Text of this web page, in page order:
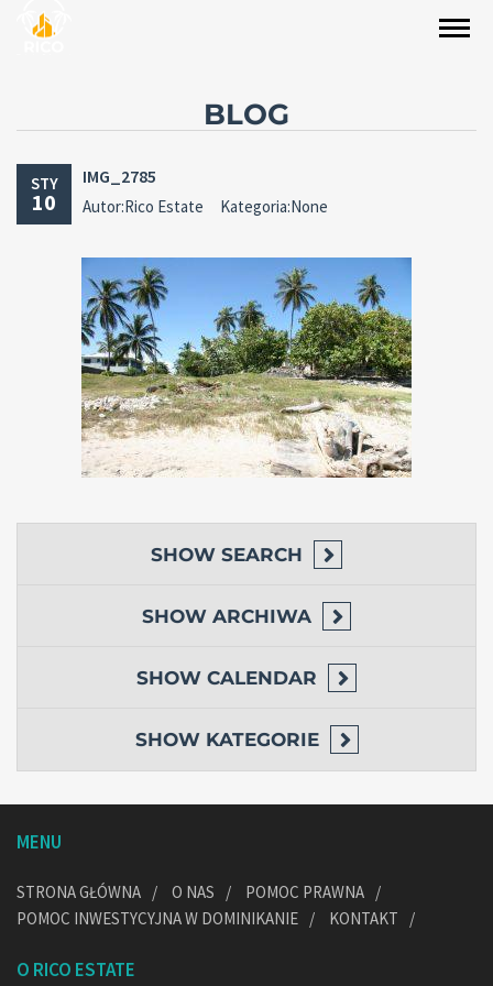
BLOG
STY
10
IMG_2785
Autor:Rico Estate Kategoria:None
SHOW SEARCH
SHOW ARCHIWA
SHOW CALENDAR
SHOW KATEGORIE
MENU
STRONA GŁÓWNA O NAS
POMOC PRAWNA
POMOC INWESTYCYJNA W DOMINIKANIE
KONTAKT
O RICO ESTATE